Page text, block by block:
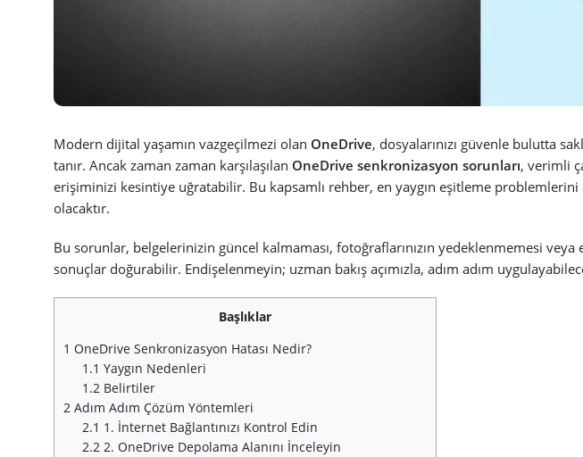
Modern dijital yaşamın vazgeçilmezi olan OneDrive, dosyalarınızı güvenle bulutta
tanır. Ancak zaman zaman karşılaşılan OneDrive senkronizasyon sorunları, verimli
erişiminizi kesintiye uğratabilir. Bu kapsamlı rehber, en yaygın eşitleme problemlerini
olacaktır.
Bu sorunlar, belgelerinizin güncel kalmaması, fotoğraflarınızın yedeklenmemesi veya
sonuçlar doğurabilir. Endişelenmeyin; uzman bakış açımızla, adım adım
Başlıklar
1 OneDrive Senkronizasyon Hatası Nedir?
1.1 Yaygın Nedenleri
1.2 Belirtiler
2 Adım Adım Çözüm Yöntemleri
2.1 1. İnternet Bağlantınızı Kontrol Edin
2.2 2. OneDrive Depolama Alanını İnceleyin